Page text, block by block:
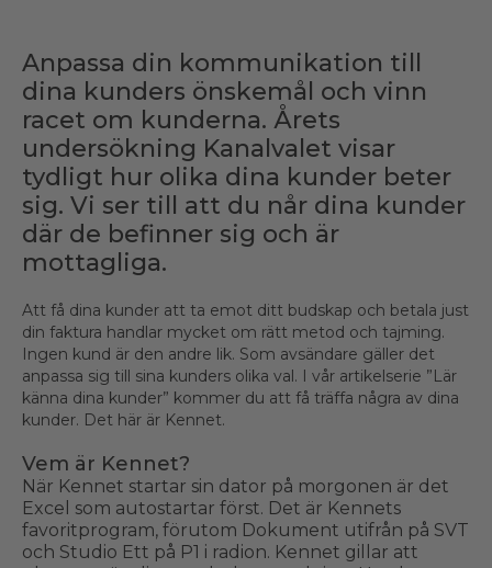
Anpassa din kommunikation till
dina kunders önskemål och vinn
racet om kunderna. Årets
undersökning Kanalvalet visar
tydligt hur olika dina kunder beter
sig. Vi ser till att du når dina kunder
där de befinner sig och är
mottagliga.
Att få dina kunder att ta emot ditt budskap och betala just
din faktura handlar mycket om rätt metod och tajming.
Ingen kund är den andre lik. Som avsändare gäller det
anpassa sig till sina kunders olika val. I vår artikelserie ”Lär
känna dina kunder” kommer du att få träffa några av dina
kunder. Det här är Kennet.
Vem är Kennet?
När Kennet startar sin dator på morgonen är det
Excel som autostartar först. Det är Kennets
favoritprogram, förutom Dokument utifrån på SVT
och Studio Ett på P1 i radion. Kennet gillar att